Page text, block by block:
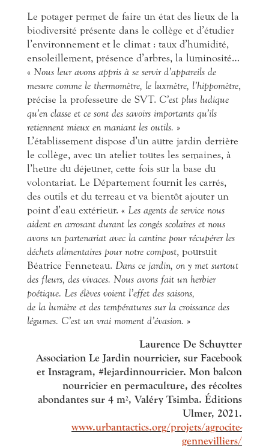
Le potager permet de faire un état des lieux de la
biodiversité présente dans le collège et d’étudier
l’environnement et le climat : taux d’humidité,
ensoleillement, présence d’arbres, la luminosité…
« Nous leur avons appris à se servir d’appareils de
mesure comme le thermomètre, le luxmètre, l’hippomètre,
précise la professeure de SVT. C’est plus ludique
qu’en classe et ce sont des savoirs importants qu’ils
retiennent mieux en maniant les outils. »
L’établissement dispose d’un autre jardin derrière
le collège, avec un atelier toutes les semaines, à
l’heure du déjeuner, cette fois sur la base du
volontariat. Le Département fournit les carrés,
des outils et du terreau et va bientôt ajouter un
point d’eau extérieur. « Les agents de service nous
aident en arrosant durant les congés scolaires et nous
avons un partenariat avec la cantine pour récupérer les
déchets alimentaires pour notre compost, poursuit
Béatrice Fenneteau. Dans ce jardin, on y met surtout
des fleurs, des vivaces. Nous avons fait un herbier
poétique. Les élèves voient l’effet des saisons,
de la lumière et des températures sur la croissance des
légumes. C’est un vrai moment d’évasion. »
Laurence De Schuytter
Association Le Jardin nourricier, sur Facebook
et Instagram, #lejardinnourricier. Mon balcon
nourricier en permaculture, des récoltes
abondantes sur 4 m2, Valéry Tsimba. Éditions
Ulmer, 2021.
www.urbantactics.org/projets/agrocite-
gennevilliers/